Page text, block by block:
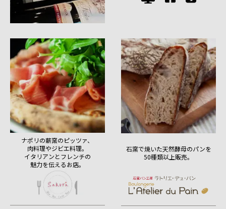
ナポリの薪窯のピッツァ、
肉料理やジビエ料理。
イタリアンとフレンチの
魅力を伝えるお店。
石窯で焼いた天然酵母のパンを
50種類以上販売。